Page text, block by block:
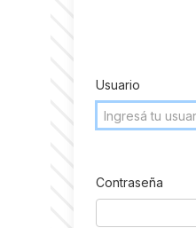
Usuario
Contraseña